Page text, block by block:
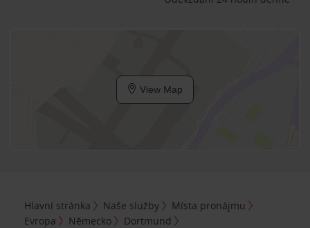
View Map
Hlavní stránka Naše služby
Místa pronájmu
Evropa
Německo
Dortmund